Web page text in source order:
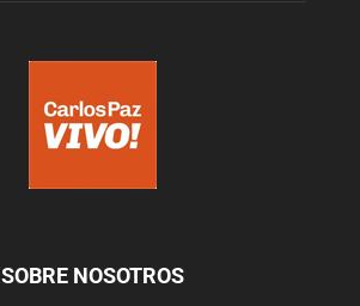
SOBRE NOSOTROS